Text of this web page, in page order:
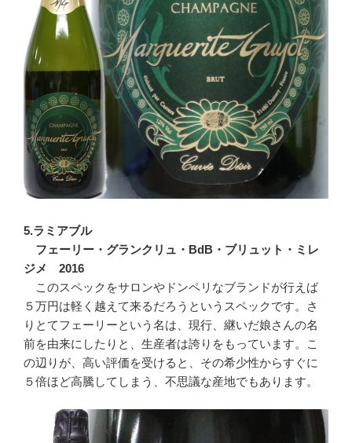
5.ラミアブル
フェーリー・グランクリュ・BdB・ブリュット・ミレ
ジメ 2016
このスペックをサロンやドンペリなブランドが行えば
５万円は軽く越えて来るだろうというスペックです。さ
りとてフェーリーという名は、現行、継いだ娘さんの名
前を由来にしたりと、生産者は誇りをもっています。こ
の辺りが、高い評価を受けると、その希少性からすぐに
５倍ほど高騰してしまう、不思議な産地でもあります。